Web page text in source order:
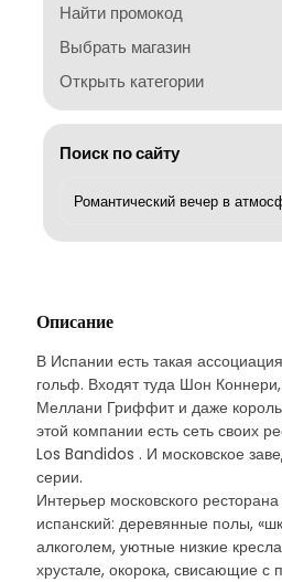
Найти промокод
Выбрать магазин
Открыть категории
Поиск по сайту
Описание
В Испании есть такая
гольф. Входят туда Шон
Меллани Гриффит и даже король
этой компании есть сеть своих
Los Bandidos . И московское
серии.
Интерьер московского
испанский: деревянные полы,
алкоголем, уютные низкие
хрустале, окорока, свисающие с